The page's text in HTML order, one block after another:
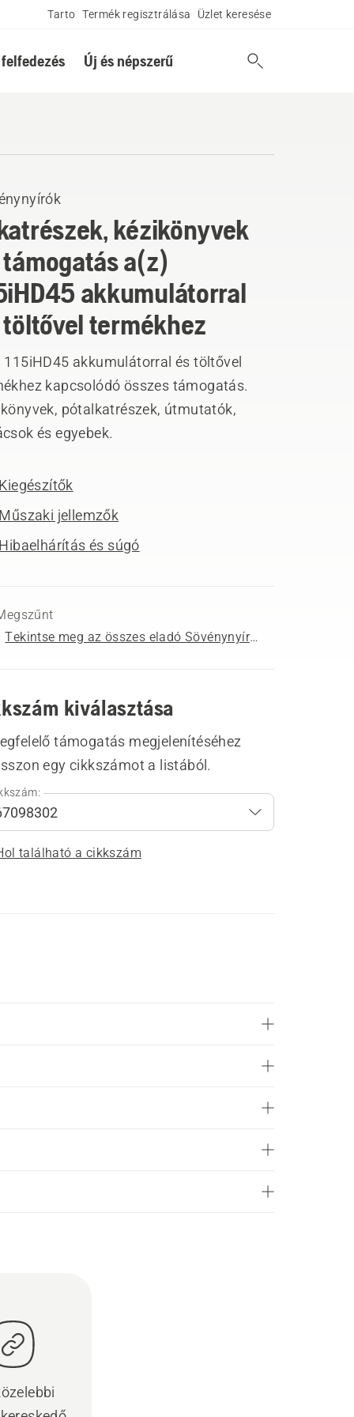
Tarto Termék regisztrálása Üzlet keresése
Új és népszerű
kézikönyvek
a(z)
akkumulátorral
töltővel termékhez
115iHD45 akkumulátorral és töltővel
kapcsolódó összes támogatás.
pótalkatrészek, útmutatók,
és egyebek.
Kiegészítők
Műszaki jellemzők
Hibaelhárítás és súgó
Tekintse meg az összes eladó Sövénynyírók terméket
kiválasztása
támogatás megjelenítéséhez
egy cikkszámot a listából.
található a cikkszám